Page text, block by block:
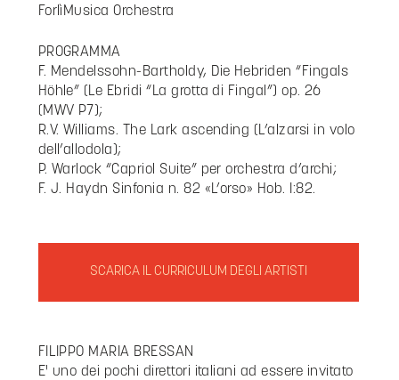
ForlìMusica Orchestra
PROGRAMMA
F. Mendelssohn-Bartholdy, Die Hebriden “Fingals
Höhle” (Le Ebridi “La grotta di Fingal”) op. 26
(MWV P7);
R.V. Williams. The Lark ascending (L’alzarsi in volo
dell’allodola);
P. Warlock “Capriol Suite” per orchestra d’archi;
F. J. Haydn Sinfonia n. 82 «L’orso» Hob. I:82.
SCARICA IL CURRICULUM DEGLI ARTISTI
FILIPPO MARIA BRESSAN
E' uno dei pochi direttori italiani ad essere invitato